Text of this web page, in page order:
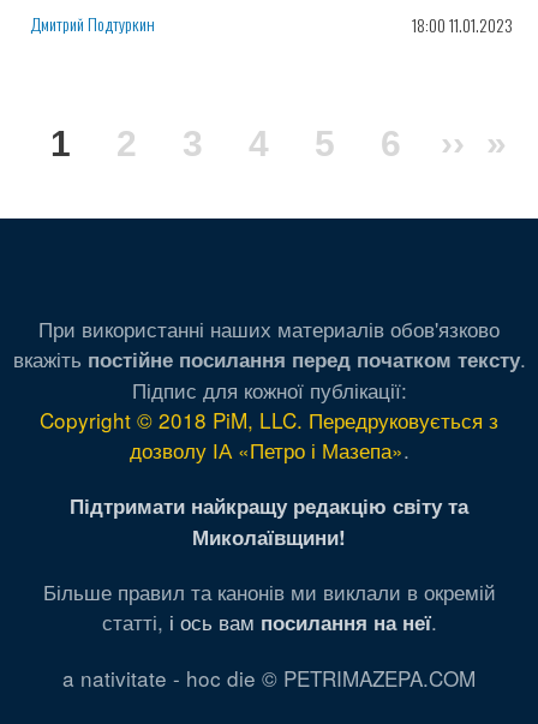
Дмитрий Подтуркин 18:00 11.01.2023
страниц
Текущая
1 Page
2 Page
3 Page
4 Page
5 Page
6 ›› »
При використанні наших материалів обов'язково
вкажіть постійне посилання перед початком тексту.
Підпис для кожної публікації:
Copyright © 2018 PiM, LLC. Передруковується з
дозволу ІА «Петро і Мазепа».
Підтримати найкращу редакцію світу та
Миколаївщини!
Більше правил та канонів ми виклали в окремій
статті, і ось вам посилання на неї.
a nativitate - hoc die © PETRIMAZEPA.COM